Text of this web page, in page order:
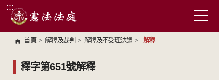
跳到主要內容區塊
:::
首頁 > 解釋及裁判 > 解釋及不受理決議 > 解釋
釋字第651號解釋